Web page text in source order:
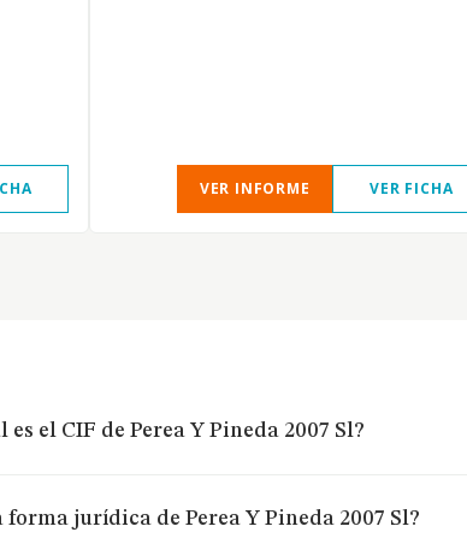
VER INFORME VER FICHA
es el CIF de Perea Y Pineda 2007 Sl?
forma jurídica de Perea Y Pineda 2007 Sl?